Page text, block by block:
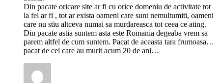
Din pacate oricare site ar fi cu orice domeniu de activitate tot
la fel ar fi , tot ar exista oameni care sunt nemultumiti, oameni
care nu stiu altceva numai sa murdareasca tot ceea ce ating.
Din pacate astia suntem asta este Romania degeaba vrem sa
parem altfel de cum suntem. Pacat de aceasta tara frumoasa…
pacat de cei care au murit acum 20 de ani…